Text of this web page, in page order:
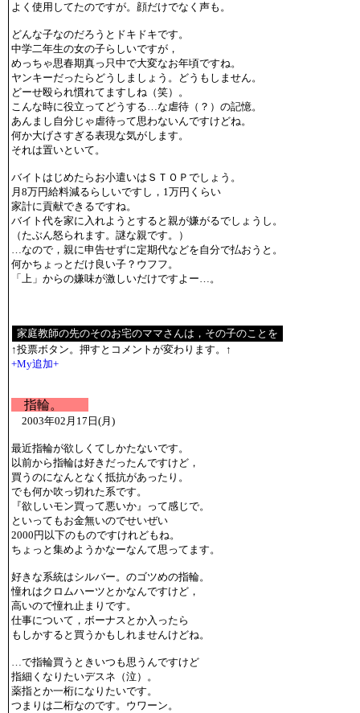
よく使用してたのですが。顔だけでなく声も。
どんな子なのだろうとドキドキです。
中学二年生の女の子らしいですが，
めっちゃ思春期真っ只中で大変なお年頃ですね。
ヤンキーだったらどうしましょう。どうもしません。
どーせ殴られ慣れてますしね（笑）。
こんな時に役立ってどうする…な虐待（？）の記憶。
あんまし自分じゃ虐待って思わないんですけどね。
何か大げさすぎる表現な気がします。
それは置いといて。
バイトはじめたらお小遣いはＳＴＯＰでしょう。
月8万円給料減るらしいですし，1万円くらい
家計に貢献できるですね。
バイト代を家に入れようとすると親が嫌がるでしょうし。
（たぶん怒られます。謎な親です。）
…なので，親に申告せずに定期代などを自分で払おうと。
何かちょっとだけ良い子？ウフフ。
「上」からの嫌味が激しいだけですよー…。
↑投票ボタン。押すとコメントが変わります。↑
+My追加+
指輪。
2003年02月17日(月)
最近指輪が欲しくてしかたないです。
以前から指輪は好きだったんですけど，
買うのになんとなく抵抗があったり。
でも何か吹っ切れた系です。
『欲しいモン買って悪いか』って感じで。
といってもお金無いのでせいぜい
2000円以下のものですけれどもね。
ちょっと集めようかなーなんて思ってます。
好きな系統はシルバー。のゴツめの指輪。
憧れはクロムハーツとかなんですけど，
高いので憧れ止まりです。
仕事について，ボーナスとか入ったら
もしかすると買うかもしれませんけどね。
…で指輪買うときいつも思うんですけど
指細くなりたいデスネ（泣）。
薬指とか一桁になりたいです。
つまりは二桁なのです。ウワーン。